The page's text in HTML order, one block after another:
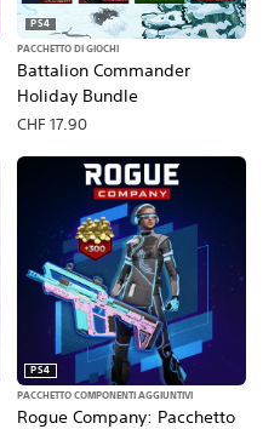
Battalion Commander
Holiday Bundle
PS4
PACCHETTO DI GIOCHI
CHF 17.90
Rogue Company: Pacchetto
PS4
PACCHETTO COMPONENTI AGGIUNTIVI